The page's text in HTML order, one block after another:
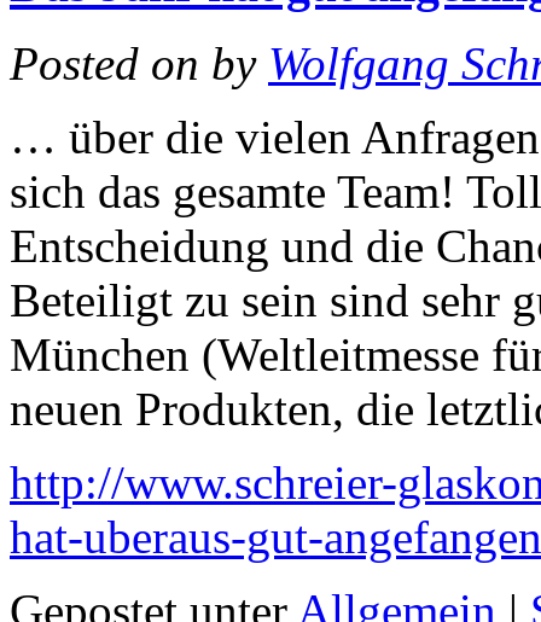
Posted on by Wolfgang
… über die vielen
sich das gesamte Team!
Entscheidung und die
Beteiligt zu sein sind sehr
München (Weltleitmesse
neuen Produkten, die
http://www.schreier-
hat-uberaus-gut-
Gepostet unter Allgemein |